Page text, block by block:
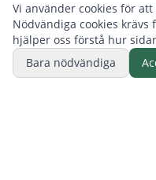
Vi använder cookies för
Nödvändiga cookies
hjälper oss förstå hur
Bara nödvändiga